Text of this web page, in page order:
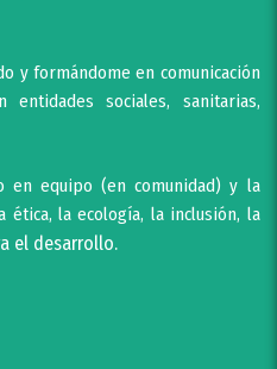
y formándome en comunicación
sociales, sanitarias,
en equipo (en comunidad) y la
ética, la ecología, la inclusión, la
el desarrollo.